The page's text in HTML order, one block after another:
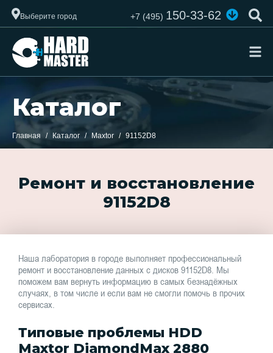
Выберите город +7 (495)150-33-62
Каталог
Главная Каталог Maxtor 91152D8
Ремонт и восстановление
91152D8
Наша лаборатория в городе выполняет профессиональный
ремонт и восстановление данных с дисков 91152D8. Мы
поможем вам вернуть информацию в самых безнадёжных
случаях, в том числе и если вам не смогли помочь в прочих
сервисах.
Типовые проблемы HDD
Maxtor DiamondMax 2880